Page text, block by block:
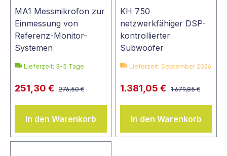
MA1 Messmikrofon zur
Einmessung von
Referenz-Monitor-
Systemen
Lieferzeit: 3-5 Tage
251,30 € 276,50 €
In den Warenkorb
KH 750
netzwerkfähiger DSP-
kontrollierter
Subwoofer
Lieferzeit: September 2026
1.381,05 € 1.679,85 €
In den Warenkorb